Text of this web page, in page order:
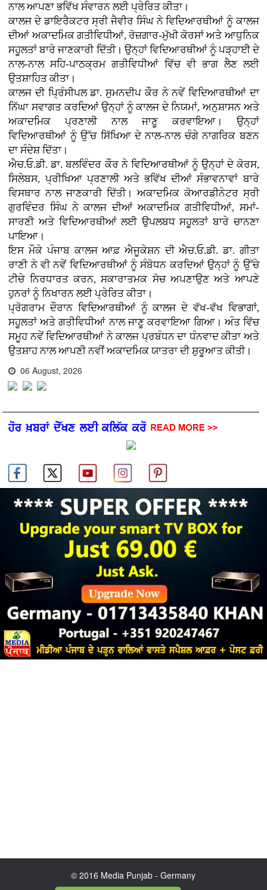
ਨਾਲ ਆਪਣਾ ਭਵਿੱਖ ਸੰਵਾਰਨ ਲਈ ਪ੍ਰੇਰਿਤ ਕੀਤਾ।
ਕਾਲਜ ਦੇ ਡਾਇਰੈਕਟਰ ਸ੍ਰੀ ਜੈਵੀਰ ਸਿੰਘ ਨੇ ਵਿਦਿਆਰਥੀਆਂ ਨੂੰ ਕਾਲਜ
ਦੀਆਂ ਅਕਾਦਮਿਕ ਗਤੀਵਿਧੀਆਂ, ਰੋਜ਼ਗਾਰ-ਮੁੱਖੀ ਕੋਰਸਾਂ ਅਤੇ ਆਧੁਨਿਕ
ਸਹੂਲਤਾਂ ਬਾਰੇ ਜਾਣਕਾਰੀ ਦਿੱਤੀ। ਉਨ੍ਹਾਂ ਵਿਦਿਆਰਥੀਆਂ ਨੂੰ ਪੜ੍ਹਾਈ ਦੇ
ਨਾਲ-ਨਾਲ ਸਹਿ-ਪਾਠਕ੍ਰਮ ਗਤੀਵਿਧੀਆਂ ਵਿੱਚ ਵੀ ਭਾਗ ਲੈਣ ਲਈ
ਉਤਸ਼ਾਹਿਤ ਕੀਤਾ।
ਕਾਲਜ ਦੀ ਪ੍ਰਿੰਸੀਪਲ ਡਾ. ਸੁਮਨਦੀਪ ਕੌਰ ਨੇ ਨਵੇਂ ਵਿਦਿਆਰਥੀਆਂ ਦਾ
ਨਿੱਘਾ ਸਵਾਗਤ ਕਰਦਿਆਂ ਉਨ੍ਹਾਂ ਨੂੰ ਕਾਲਜ ਦੇ ਨਿਯਮਾਂ, ਅਨੁਸ਼ਾਸਨ ਅਤੇ
ਅਕਾਦਮਿਕ ਪ੍ਰਣਾਲੀ ਨਾਲ ਜਾਣੂ ਕਰਵਾਇਆ। ਉਨ੍ਹਾਂ
ਵਿਦਿਆਰਥੀਆਂ ਨੂੰ ਉੱਚ ਸਿੱਖਿਆ ਦੇ ਨਾਲ-ਨਾਲ ਚੰਗੇ ਨਾਗਰਿਕ ਬਣਨ
ਦਾ ਸੰਦੇਸ਼ ਦਿੱਤਾ।
ਐਚ.ਓ.ਡੀ. ਡਾ. ਬਲਵਿੰਦਰ ਕੌਰ ਨੇ ਵਿਦਿਆਰਥੀਆਂ ਨੂੰ ਉਨ੍ਹਾਂ ਦੇ ਕੋਰਸ,
ਸਿਲੇਬਸ, ਪ੍ਰੀਖਿਆ ਪ੍ਰਣਾਲੀ ਅਤੇ ਭਵਿੱਖ ਦੀਆਂ ਸੰਭਾਵਨਾਵਾਂ ਬਾਰੇ
ਵਿਸਥਾਰ ਨਾਲ ਜਾਣਕਾਰੀ ਦਿੱਤੀ। ਅਕਾਦਮਿਕ ਕੋਆਰਡੀਨੇਟਰ ਸ੍ਰੀ
ਗੁਰਵਿੰਦਰ ਸਿੰਘ ਨੇ ਕਾਲਜ ਦੀਆਂ ਅਕਾਦਮਿਕ ਗਤੀਵਿਧੀਆਂ, ਸਮਾਂ-
ਸਾਰਣੀ ਅਤੇ ਵਿਦਿਆਰਥੀਆਂ ਲਈ ਉਪਲਬਧ ਸਹੂਲਤਾਂ ਬਾਰੇ ਚਾਨਣਾ
ਪਾਇਆ।
ਇਸ ਮੌਕੇ ਪੰਜਾਬ ਕਾਲਜ ਆਫ਼ ਐਜੂਕੇਸ਼ਨ ਦੀ ਐਚ.ਓ.ਡੀ. ਡਾ. ਗੀਤਾ
ਰਾਣੀ ਨੇ ਵੀ ਨਵੇਂ ਵਿਦਿਆਰਥੀਆਂ ਨੂੰ ਸੰਬੋਧਨ ਕਰਦਿਆਂ ਉਨ੍ਹਾਂ ਨੂੰ ਉੱਚੇ
ਟੀਚੇ ਨਿਰਧਾਰਤ ਕਰਨ, ਸਕਾਰਾਤਮਕ ਸੋਚ ਅਪਣਾਉਣ ਅਤੇ ਆਪਣੇ
ਹੁਨਰਾਂ ਨੂੰ ਨਿਖਾਰਨ ਲਈ ਪ੍ਰੇਰਿਤ ਕੀਤਾ।
ਪ੍ਰੋਗਰਾਮ ਦੌਰਾਨ ਵਿਦਿਆਰਥੀਆਂ ਨੂੰ ਕਾਲਜ ਦੇ ਵੱਖ-ਵੱਖ ਵਿਭਾਗਾਂ,
ਸਹੂਲਤਾਂ ਅਤੇ ਗਤੀਵਿਧੀਆਂ ਨਾਲ ਜਾਣੂ ਕਰਵਾਇਆ ਗਿਆ। ਅੰਤ ਵਿੱਚ
ਸਮੂਹ ਨਵੇਂ ਵਿਦਿਆਰਥੀਆਂ ਨੇ ਕਾਲਜ ਪ੍ਰਬੰਧਨ ਦਾ ਧੰਨਵਾਦ ਕੀਤਾ ਅਤੇ
ਉਤਸ਼ਾਹ ਨਾਲ ਆਪਣੀ ਨਵੀਂ ਅਕਾਦਮਿਕ ਯਾਤਰਾ ਦੀ ਸ਼ੁਰੂਆਤ ਕੀਤੀ।
06 August, 2026
© 2016 Media Punjab - Germany